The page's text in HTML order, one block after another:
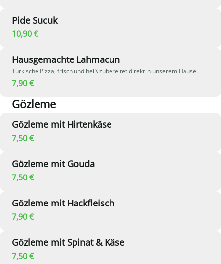
Pide Sucuk
10,90 €
Hausgemachte Lahmacun
Türkische Pizza, frisch und heiß zubereitet direkt in unserem Hause.
7,90 €
Gözleme
Gözleme mit Hirtenkäse
7,50 €
Gözleme mit Gouda
7,50 €
Gözleme mit Hackfleisch
7,90 €
Gözleme mit Spinat & Käse
7,50 €